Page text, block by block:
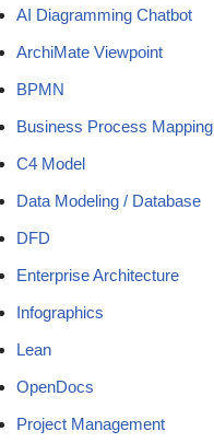
AI Diagramming Chatbot
ArchiMate Viewpoint
BPMN
Business Process Mapping
C4 Model
Data Modeling / Database
DFD
Enterprise Architecture
Infographics
Lean
OpenDocs
Project Management